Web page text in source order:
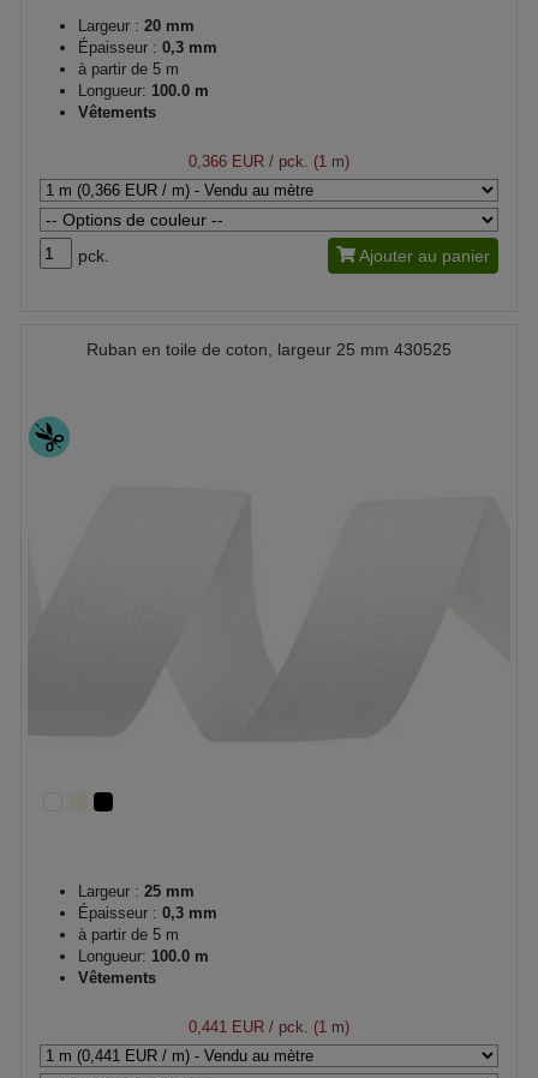
Largeur : 20 mm
Épaisseur : 0,3 mm
à partir de 5 m
Longueur: 100.0 m
Vêtements
0,366 EUR / pck. (1 m)
pck. Ajouter au panier
Ruban en toile de coton, largeur 25 mm 430525
Largeur : 25 mm
Épaisseur : 0,3 mm
à partir de 5 m
Longueur: 100.0 m
Vêtements
0,441 EUR / pck. (1 m)